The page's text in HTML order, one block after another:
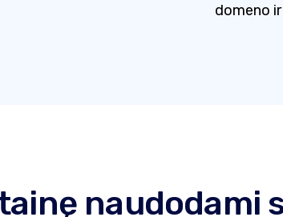
domeno
naudodami